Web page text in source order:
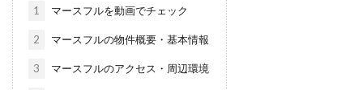
1 マースフルを動画でチェック
2 マースフルの物件概要・基本情報
3 マースフルのアクセス・周辺環境